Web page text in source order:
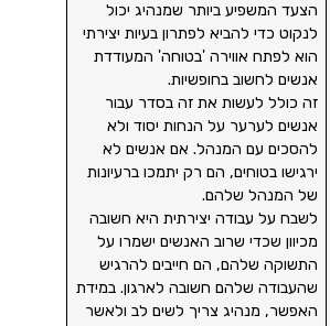
הצעד המשפיע ביותר שמנהיג יכול
לנקוט כדי להביא לפתרון בעיות יצירתי
הוא לפתח אווירה 'בטוחה' המעודדת
אנשים לחשוב בחופשיות.
זה כולל לעשות את זה בסדר עבור
אנשים לערער על הנחות יסוד ולא
להסכים עם המנהל. אם אנשים לא
ירגישו בטוחים, הם רק יתמכו ברעיונות
של המנהל שלהם.
לשבח על עבודה יצירתית היא חשובה
מכיוון שכדי שרוב האנשים ישמרו על
התשוקה שלהם, הם חייבים להרגיש
שהעבודה שלהם חשובה לארגון. במידת
האפשר, מנהיג צריך לשים לב ולאשר